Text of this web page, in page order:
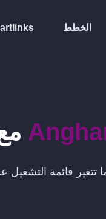
الخطط
تتغير قائمة التشغيل